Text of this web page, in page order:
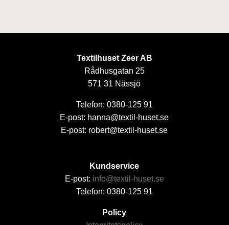
Textilhuset Zeer AB
Rådhusgatan 25
571 31 Nässjö
Telefon: 0380-125 91
E-post: hanna@textil-huset.se
E-post: robert@textil-huset.se
Kundservice
E-post: info@textil-huset.se
Telefon: 0380-125 91
Policy